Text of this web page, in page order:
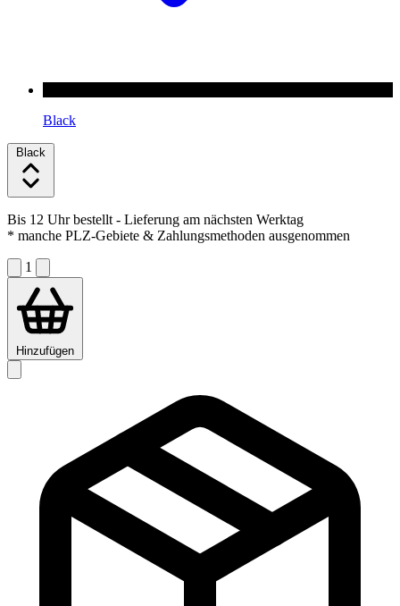
Black
Black
Bis 12 Uhr bestellt - Lieferung am nächsten Werktag
* manche PLZ-Gebiete & Zahlungsmethoden ausgenommen
1
Hinzufügen